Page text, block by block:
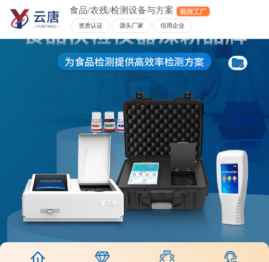
食品/农残/检测设备与方案
资质认证 源头厂家 信用企业